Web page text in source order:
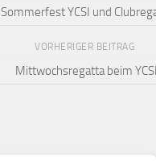
Sommerfest YCSI und
VORHERIGER BEITRAG
Mittwochsregatta beim YCSI